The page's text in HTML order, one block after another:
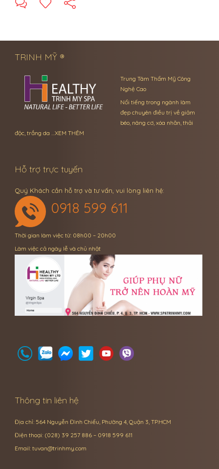
TRINH MỸ ®
Trung Tâm Thẩm Mỹ Công
Nghệ Cao
Nổi tiếng trong ngành làm
đẹp chuyên điều trị về giảm
béo, nâng cơ, xóa nhăn, thải
độc, trắng da …XEM THÊM
Hỗ trợ trực tuyến
Quý Khách cần hỗ trợ và tư vấn, vui lòng liên hệ:
0918 599 611
Thời gian làm việc từ: 08h00 – 20h00
Làm việc cả ngày lễ và chủ nhật
Thông tin liên hệ
Địa chỉ: 564 Nguyễn Đình Chiểu, Phường 4, Quận 3, TP.HCM
Điện thoại: (028) 39 257 886 – 0918 599 611
Email: tuvan@trinhmy.com